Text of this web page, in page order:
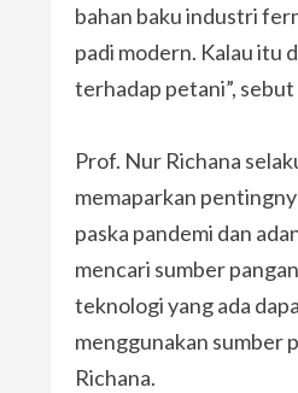
bahan baku industri
padi modern. Kalau itu
terhadap petani”,
Prof. Nur Richana
memaparkan
paska pandemi dan
mencari sumber
teknologi yang ada
menggunakan sumber
Richana.